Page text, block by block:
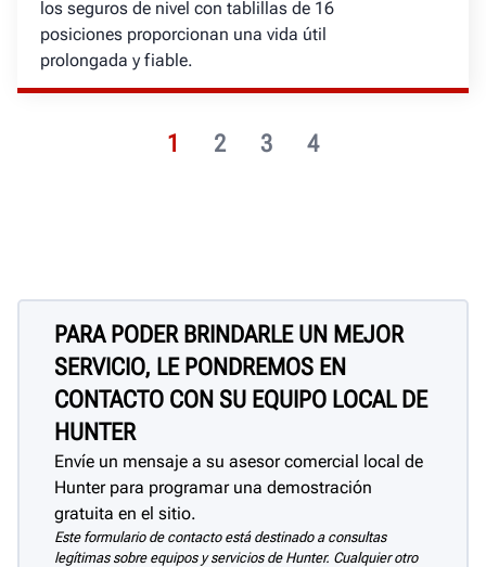
1 2 3 4
los seguros de nivel con tablillas de 16
posiciones proporcionan una vida útil
prolongada y fiable.
PARA PODER BRINDARLE UN MEJOR
SERVICIO, LE PONDREMOS EN
CONTACTO CON SU EQUIPO LOCAL DE
HUNTER
Envíe un mensaje a su asesor comercial local de
Hunter para programar una demostración
gratuita en el sitio.
Este formulario de contacto está destinado a consultas
legítimas sobre equipos y servicios de Hunter. Cualquier otro